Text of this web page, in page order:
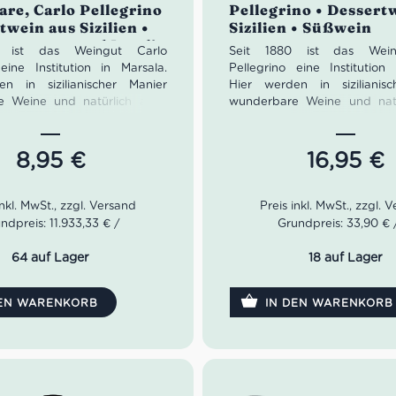
Carlo Pellegrino
aus Sizilien •
und Inzolia
ist das Weingut Carlo
Institution in Marsala.
in sizilianischer Manier
Weine und natürlich auch
führt das Weingut
in siebter Generation. Der
Particolare reifte zunächst
Bernstein legt sich der
elegant ins Glas. Das
Bernstein
Vanille, geröstete Nüsse
weich, vollmundig,
8,95 €
11.933,33 € /
64 auf Lager
WARENKORB
Pellegrino •
Sizilien • Süßwein
Seit 1880 ist das
Pellegrino eine Institution
Hier werden in
wunderbare Weine und
Familie Pellegrino führt
heute bereits in siebter
16,95 €
von 5
Grundpreis: 33,90 €
18 auf Lager
IN DEN WARENKORB